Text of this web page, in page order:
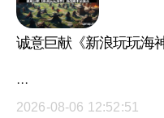
诚意巨献《新浪玩玩海
···
2026-08-06 12:52:51